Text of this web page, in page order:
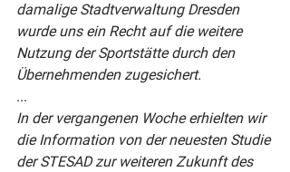
damalige Stadtverwaltung Dresden
wurde uns ein Recht auf die weitere
Nutzung der Sportstätte durch den
Übernehmenden zugesichert.
...
In der vergangenen Woche erhielten wir
die Information von der neuesten Studie
der STESAD zur weiteren Zukunft des